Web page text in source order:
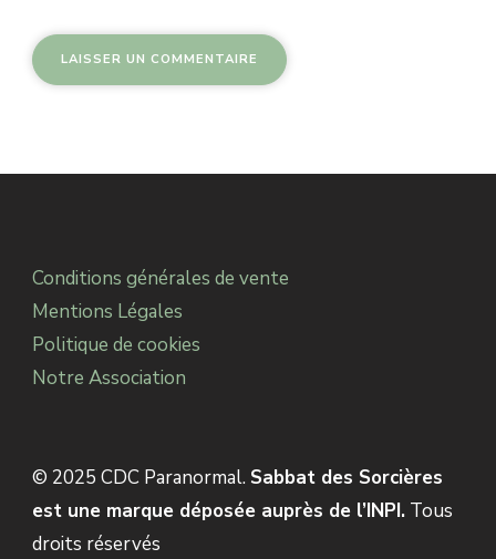
Conditions générales de vente
Mentions Légales
Politique de cookies
Notre Association
© 2025 CDC Paranormal. Sabbat des Sorcières
est une marque déposée auprès de l’INPI. Tous
droits réservés